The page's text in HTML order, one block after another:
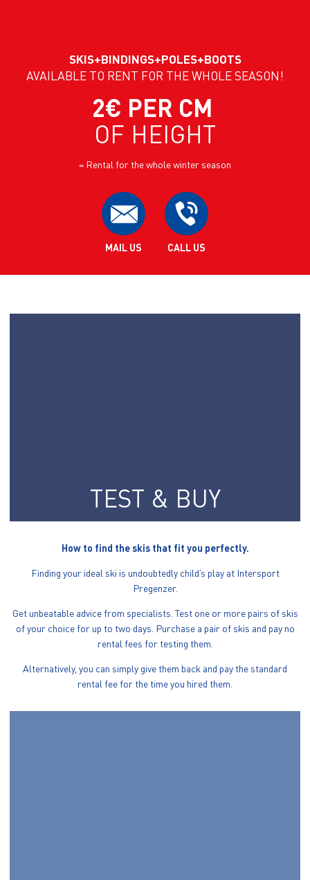
SKIS+BINDINGS+POLES+BOOTS
AVAILABLE TO RENT FOR THE WHOLE SEASON!
2€ PER CM
OF HEIGHT
= Rental for the whole winter season
MAIL US CALL US
TEST & BUY
How to find the skis that fit you perfectly.
Finding your ideal ski is undoubtedly child’s play at Intersport
Pregenzer.
Get unbeatable advice from specialists. Test one or more pairs of skis
of your choice for up to two days. Purchase a pair of skis and pay no
rental fees for testing them.
Alternatively, you can simply give them back and pay the standard
rental fee for the time you hired them.